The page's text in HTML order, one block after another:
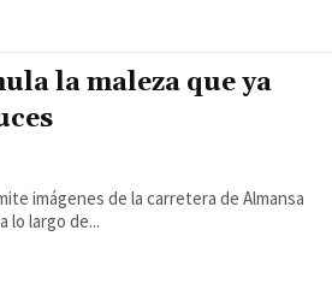
la maleza que ya
imágenes de la carretera de Almansa
lo largo de...